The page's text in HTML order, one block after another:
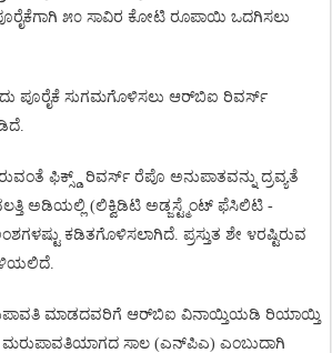
೫೦ ಸಾವಿರ ಕೋಟಿ ರೂಪಾಯಿ ಒದಗಿಸಲು
ಪೂರೈಕೆ ಸುಗಮಗೊಳಿಸಲು ಆರ್ಬಿಐ ರಿವರ್ಸ್
.
ಫಿಕ್ಸ್ಡ್ ರಿವರ್ಸ್ ರೆಪೊ ಅನುಪಾತವನ್ನು ದ್ರವ್ಯತೆ
ಅಡಿಯಲ್ಲಿ (ಲಿಕ್ವಿಡಿಟಿ ಅಡ್ಜಸ್ಟ್ಮೆಂಟ್ ಫೆಸಿಲಿಟಿ -
ಕಡಿತಗೊಳಿಸಲಾಗಿದೆ. ಪ್ರಸ್ತುತ ಶೇ ೪ರಷ್ಟಿರುವ
.
ಮಾಡದವರಿಗೆ ಆರ್ಬಿಐ ವಿನಾಯ್ತಿಯಡಿ ರಿಯಾಯ್ತಿ
ಮರುಪಾವತಿಯಾಗದ ಸಾಲ (ಎನ್ಪಿಎ) ಎಂಬುದಾಗಿ